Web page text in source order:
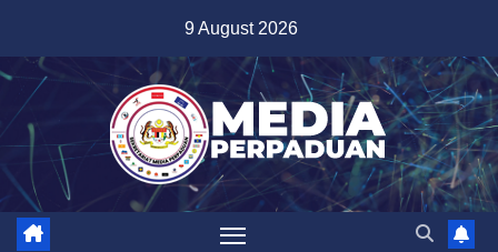
content
9 August 2026